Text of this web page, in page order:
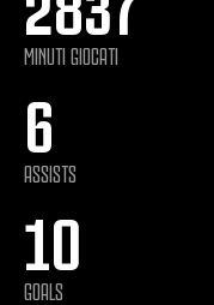
MINUTI GIOCATI
6
ASSISTS
10
GOALS